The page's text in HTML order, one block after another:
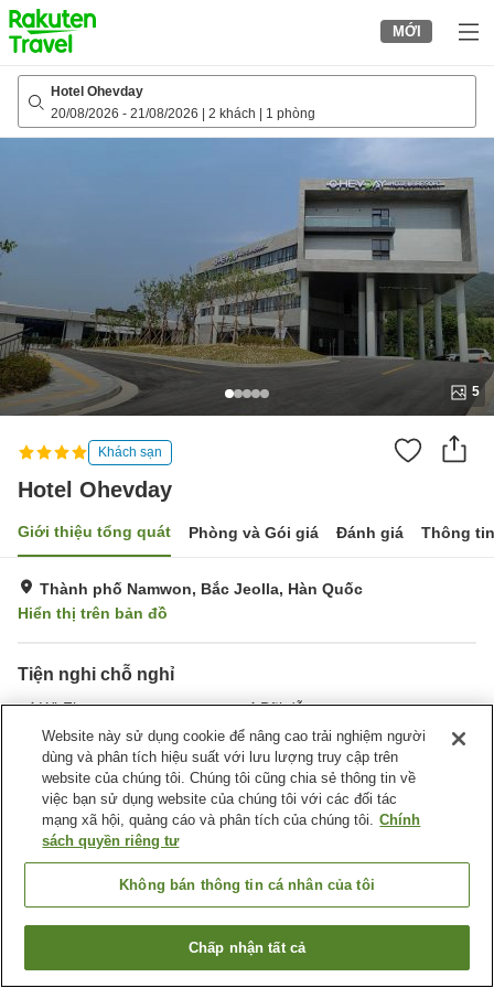
to
top
page
MỚI
Hotel Ohevday
20/08/2026 - 21/08/2026 2 khách 1 phòng
5
Khách sạn
Hotel Ohevday
Giới thiệu tổng quát Phòng và Gói giá Đánh giá Thông
Thành phố Namwon, Bắc Jeolla, Hàn Quốc
Hiển thị trên bản đồ
Tiện nghi chỗ nghỉ
Wi-Fi
Bãi đỗ xe
Nhà hàng
Hoàn toàn không hút thuốc
Trang chủ Hàn Quốc Bắc Jeolla
Thành phố Namwon
Hotel Ohevday
Tìm phòng trống
Website này sử dụng cookie để nâng cao trải nghiệm người
dùng và phân tích hiệu suất với lưu lượng truy cập trên
website của chúng tôi. Chúng tôi cũng chia sẻ thông tin về
việc bạn sử dụng website của chúng tôi với các đối tác
mạng xã hội, quảng cáo và phân tích của chúng tôi. Chính
sách quyền riêng tư
Không bán thông tin cá nhân của tôi
Chấp nhận tất cả